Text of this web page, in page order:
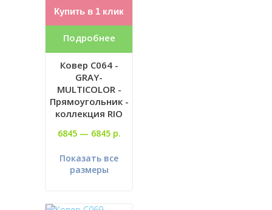
Купить в 1 клик
Подробнее
Ковер C064 -
GRAY-
MULTICOLOR -
Прямоугольник -
коллекция RIO
6845 — 6845 р.
Показать все
размеры